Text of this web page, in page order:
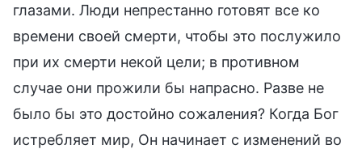
глазами. Люди непрестанно готовят все ко
времени своей смерти, чтобы это послужило
при их смерти некой цели; в противном
случае они прожили бы напрасно. Разве не
было бы это достойно сожаления? Когда Бог
истребляет мир, Он начинает с изменений во